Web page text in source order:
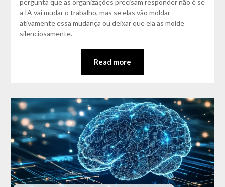
a IA vai mudar o trabalho, mas se elas vão moldar
ativamente essa mudança ou deixar que ela as molde
silenciosamente.
Read more